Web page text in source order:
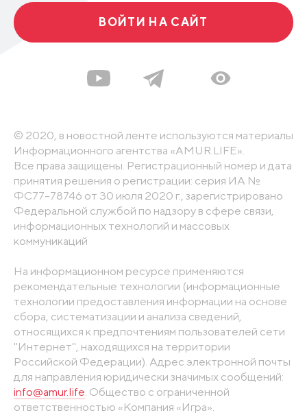
ВОЙТИ НА САЙТ
© 2020, в новостной ленте используются материалы
Информационного агентства «AMUR.LIFE».
Все права защищены. Регистрационный номер и дата
принятия решения о регистрации: серия ИА №
ФС77-78746 от 30 июля 2020 г., зарегистрировано
Федеральной службой по надзору в сфере связи,
информационных технологий и массовых
коммуникаций
На информационном ресурсе применяются
рекомендательные технологии (информационные
технологии предоставления информации на основе
сбора, систематизации и анализа сведений,
относящихся к предпочтениям пользователей сети
"Интернет", находящихся на территории
Российской Федерации). Адрес электронной почты
для направления юридически значимых сообщений:
info@amur.life. Общество с ограниченной
ответственностью «Компания «Игра».